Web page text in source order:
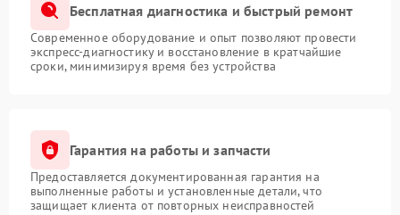
Бесплатная диагностика и быстрый ремонт
Современное оборудование и опыт позволяют провести
экспресс-диагностику и восстановление в кратчайшие
сроки, минимизируя время без устройства
Гарантия на работы и запчасти
Предоставляется документированная гарантия на
выполненные работы и установленные детали, что
защищает клиента от повторных неисправностей